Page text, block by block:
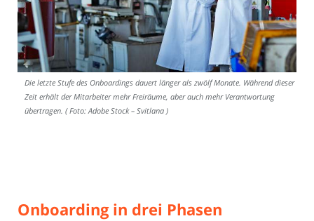
Die letzte Stufe des Onboardings dauert länger als zwölf Monate. Während dieser
Zeit erhält der Mitarbeiter mehr Freiräume, aber auch mehr Verantwortung
übertragen. ( Foto: Adobe Stock – Svitlana )
Onboarding in drei Phasen